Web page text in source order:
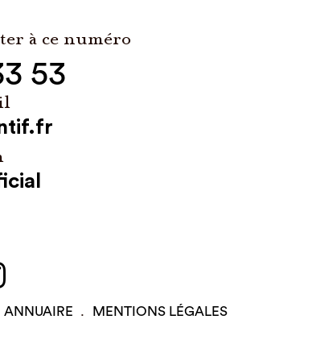
à ce numéro
53
ANNUAIRE MENTIONS LÉGALES